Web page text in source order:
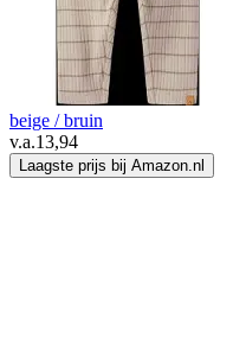
beige / bruin
v.a.13,94
Laagste prijs bij Amazon.nl